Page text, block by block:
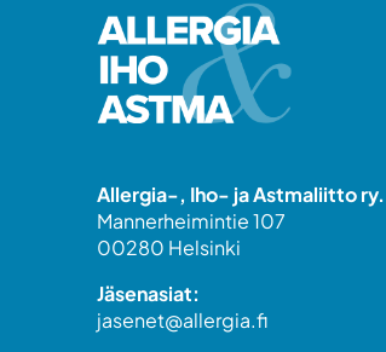
Allergia-, Iho- ja Astmaliitto ry.
Mannerheimintie 107
00280 Helsinki
Jäsenasiat:
jasenet@allergia.fi